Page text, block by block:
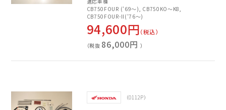
CB750FOUR (’69～), CB750KO～K8,
CB750FOUR-II('76～)
94,600円（税込）
（税抜 86,000円 ）
（0112P）